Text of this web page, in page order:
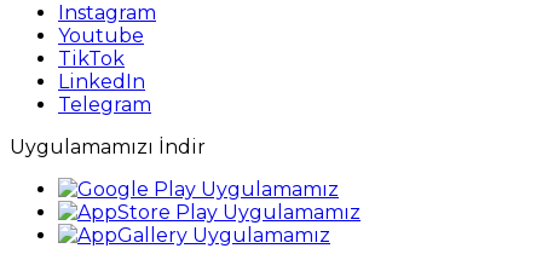
Instagram
Youtube
TikTok
LinkedIn
Telegram
Uygulamamızı İndir